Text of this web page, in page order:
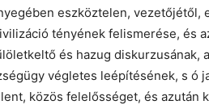
eszköztelen, vezetőjétől,
tényének felismerése, és
és hazug diskurzusának,
végletes leépítésének, s ó
közös felelősséget, és azután